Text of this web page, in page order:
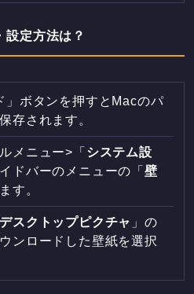
設定方法は？
」ボタンを押すとMacのパ
存されます。
メニュー>「 システム設
ドバーのメニューの「壁
す。
デスクトップピクチャ 」の
ンロードした壁紙を選択